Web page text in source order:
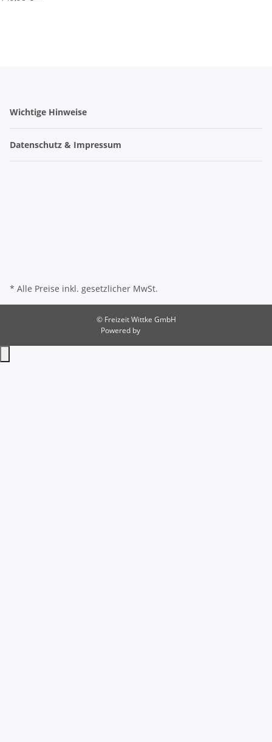
Wichtige Hinweise
Datenschutz & Impressum
* Alle Preise inkl. gesetzlicher MwSt.
© Freizeit Wittke GmbH
Powered by